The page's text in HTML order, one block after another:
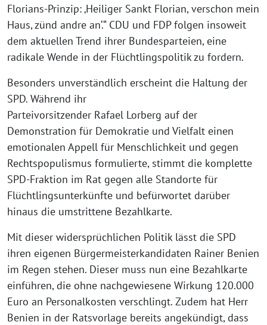
Florians-Prinzip: ‚Heiliger Sankt Florian, verschon mein
Haus, zünd andre an‘.“ CDU und FDP folgen insoweit
dem aktuellen Trend ihrer Bundesparteien, eine
radikale Wende in der Flüchtlingspolitik zu fordern.
Besonders unverständlich erscheint die Haltung der
SPD. Während ihr
Parteivorsitzender Rafael Lorberg auf der
Demonstration für Demokratie und Vielfalt einen
emotionalen Appell für Menschlichkeit und gegen
Rechtspopulismus formulierte, stimmt die komplette
SPD-Fraktion im Rat gegen alle Standorte für
Flüchtlingsunterkünfte und befürwortet darüber
hinaus die umstrittene Bezahlkarte.
Mit dieser widersprüchlichen Politik lässt die SPD
ihren eigenen Bürgermeisterkandidaten Rainer Benien
im Regen stehen. Dieser muss nun eine Bezahlkarte
einführen, die ohne nachgewiesene Wirkung 120.000
Euro an Personalkosten verschlingt. Zudem hat Herr
Benien in der Ratsvorlage bereits angekündigt, dass